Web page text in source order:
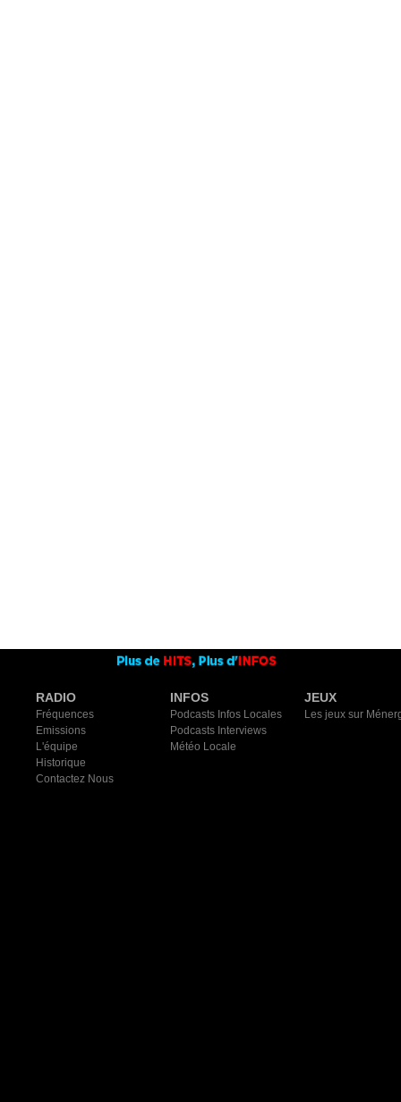
RADIO
Fréquences
Emissions
L'équipe
Historique
Contactez Nous
INFOS
Podcasts Infos Locales
Podcasts Interviews
Météo Locale
JEUX
Les jeux sur